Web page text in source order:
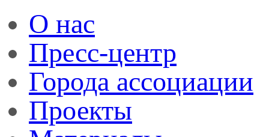
О нас
Пресс-центр
Города ассоциации
Проекты